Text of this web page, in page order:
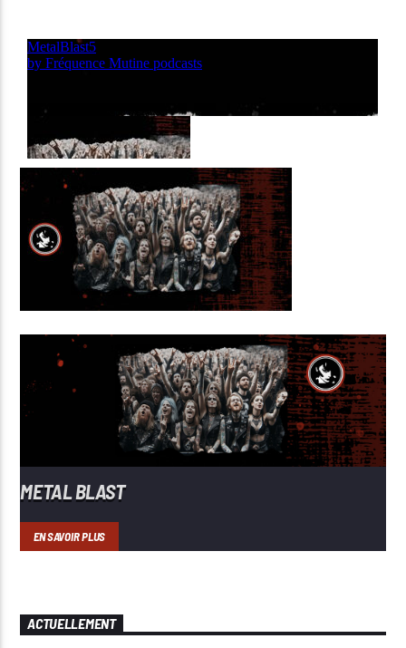
METAL BLAST
EN SAVOIR PLUS
ACTUELLEMENT